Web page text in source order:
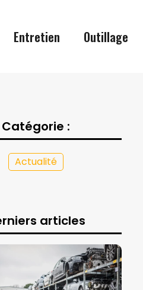
Entretien Outillage
Catégorie :
Actualité
articles